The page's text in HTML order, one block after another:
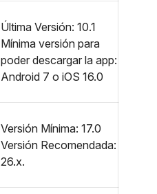
Última Versión: 10.1
Mínima versión para
poder descargar la app:
Android 7 o iOS 16.0
Versión Mínima: 17.0
Versión Recomendada:
26.x.